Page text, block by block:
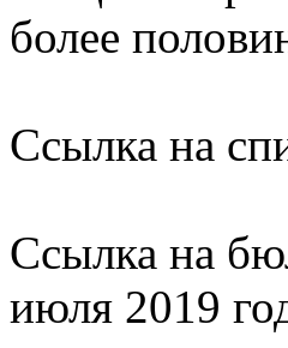
более
Ссылка на
Ссылка на
июля 2019